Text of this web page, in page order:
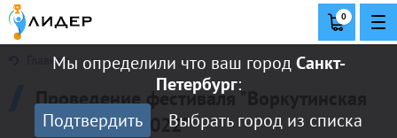
Мы определили что ваш городСанкт-
Петербург:
Подтвердить
Выбрать город из списка
0
Главная
Проведение фестиваля "Воркутинская
параллель - 2022"